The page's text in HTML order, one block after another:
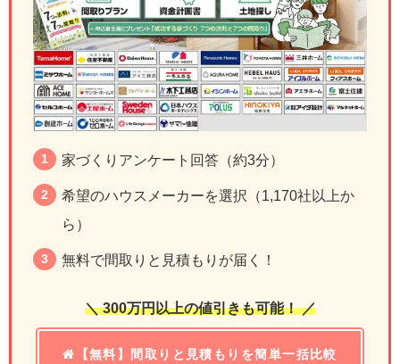
家づくりアンケート回答（約3分）
希望のハウスメーカーを選択（1,170社以上か
ら）
無料で間取りと見積もりが届く！
＼ 300万円以上の値引きも可能！ ／
【無料】間取りと見積もりを簡単一括比較